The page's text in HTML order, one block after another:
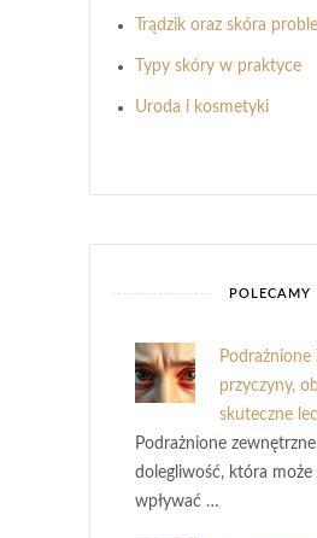
Trądzik oraz skóra
Typy skóry w praktyce
Uroda i kosmetyki
POLECAMY
przyczyny,
skuteczne
Podrażnione
dolegliwość, która może
wpływać …